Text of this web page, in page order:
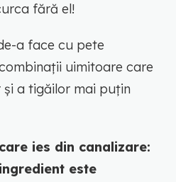
fără el!
a face cu pete
uimitoare care
a tigăilor mai puțin
ies din canalizare:
este